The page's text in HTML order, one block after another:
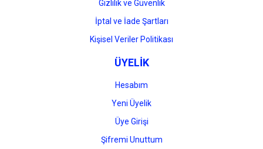
Gizlilik ve Güvenlik
İptal ve İade Şartları
Kişisel Veriler Politikası
ÜYELİK
Hesabım
Yeni Üyelik
Üye Girişi
Şifremi Unuttum